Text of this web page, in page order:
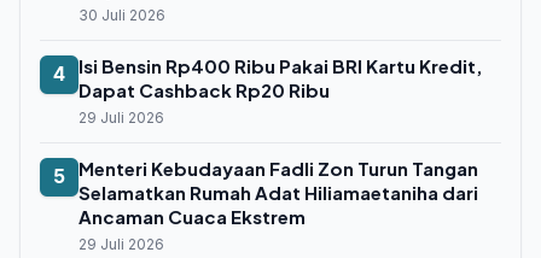
30 Juli 2026
4
Isi Bensin Rp400 Ribu Pakai BRI Kartu Kredit,
Dapat Cashback Rp20 Ribu
29 Juli 2026
5
Menteri Kebudayaan Fadli Zon Turun Tangan
Selamatkan Rumah Adat Hiliamaetaniha dari
Ancaman Cuaca Ekstrem
29 Juli 2026